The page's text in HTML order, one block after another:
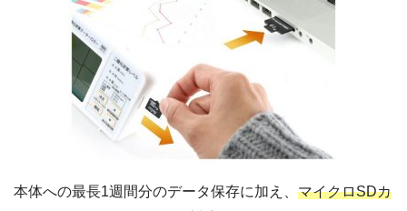
本体への最長1週間分のデータ保存に加え、 マイクロSDカ